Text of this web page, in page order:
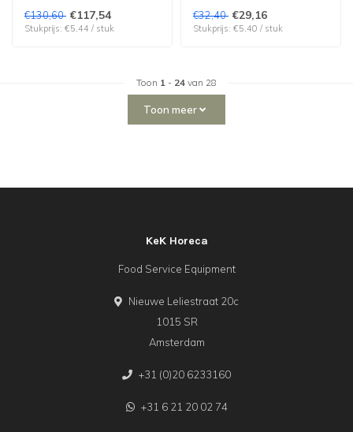
€130,60 €117,54
Stukprijs: €5,44 / stuk
€32,40 €29,16
Stukprijs: €5,40 / stuk
Toon 1 - 24 van 28
Toon meer
KeK Horeca
Food Service Equipment
Nieuwe Leliestraat 20c
1015 SR
Amsterdam
+31 (0)20 6233160
+31 6 21 20 02 74